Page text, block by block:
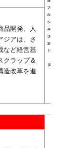
品開発、人
ジアは、さ
など経営基
クラップ＆
造改革を進